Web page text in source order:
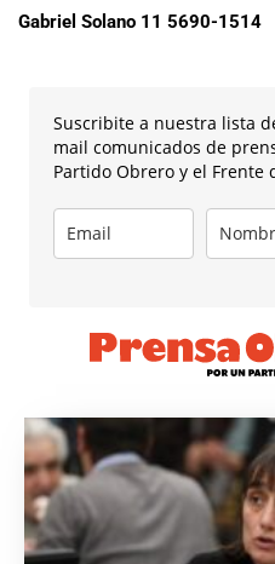
Gabriel Solano 11 5690-1514
Suscribite a nuestra lista
mail comunicados de
Partido Obrero y el Frente